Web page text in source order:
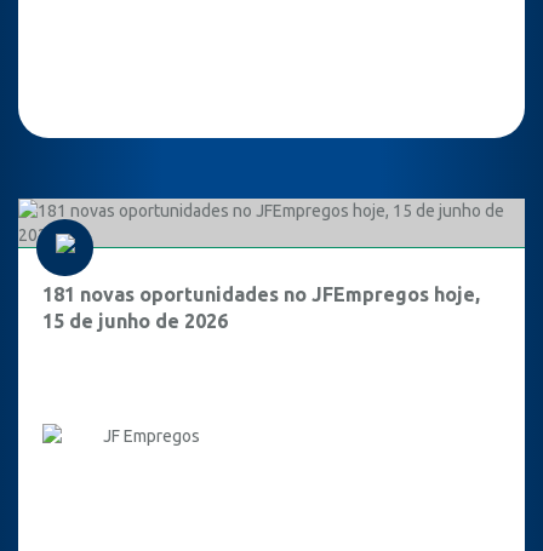
181 novas oportunidades no JFEmpregos hoje,
15 de junho de 2026
JF Empregos